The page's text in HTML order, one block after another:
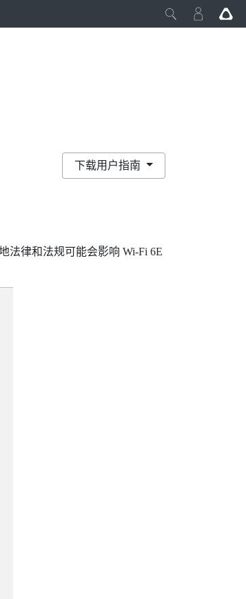
下载用户指南
法律和法规可能会影响 Wi‍-Fi 6E